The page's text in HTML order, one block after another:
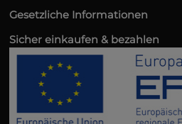
Gesetzliche Informationen
Sicher einkaufen & bezahlen